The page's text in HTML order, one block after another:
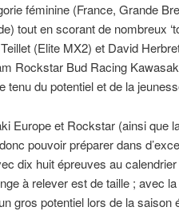
féminine (France, Grande
tout en scorant de nombreux
(Elite MX2) et David
Rockstar Bud Racing
du potentiel et de la
Europe et Rockstar (ainsi que
pouvoir préparer dans
dix huit épreuves au
à relever est de taille ; avec
gros potentiel lors de la